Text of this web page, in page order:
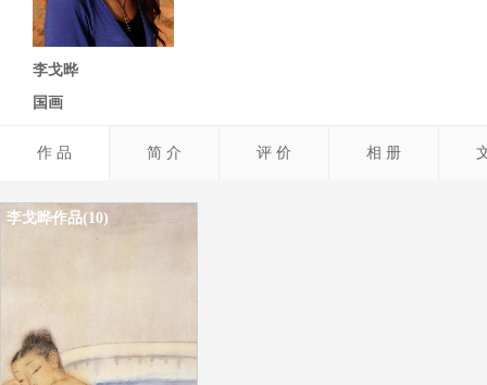
李戈晔
国画
作 品 简 介 评 价 相 册
李戈晔作品(10)